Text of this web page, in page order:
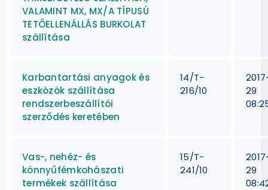
VALAMINT MX, MX/A TÍPUSÚ
TETŐELLENÁLLÁS BURKOLAT
szállítása
Karbantartási anyagok és
eszközök szállítása
rendszerbeszállítói
szerződés keretében
14/T-
216/10
29
Vas-, nehéz- és
könnyűfémkohászati
termékek szállítása
15/T-
241/10
29